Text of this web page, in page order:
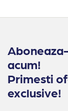
acum!
Primesti
exclusive!